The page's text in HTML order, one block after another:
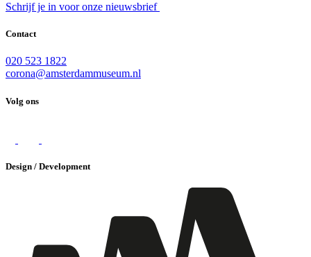
Schrijf je in voor onze nieuwsbrief
Contact
020 523 1822
corona@amsterdammuseum.nl
Volg ons
Design / Development